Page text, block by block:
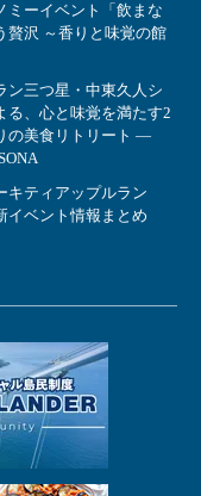
ミーイベント「飲まな
贅沢 ～香りと味覚の館
ン三つ星・中東久人シ
る、心と味覚を満たす2
の美食リトリート ―
キティアップルラン
イベント情報まとめ